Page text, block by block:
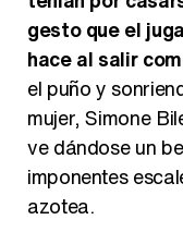
gesto que el
hace al salir
el puño y
mujer, Simone
ve dándose un
imponentes
azotea.